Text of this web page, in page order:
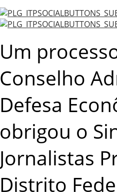
Um
Conselho
Defesa
obrigou o
Jornalistas
Distrito